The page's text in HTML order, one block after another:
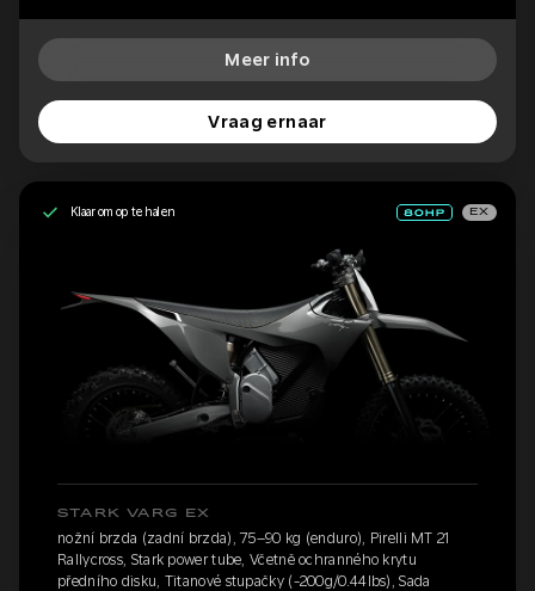
Meer info
Vraag ernaar
Klaar om op te halen EX
STARK VARG EX
nožní brzda (zadní brzda), 75–90 kg (enduro), Pirelli MT 21
Rallycross, Stark power tube, Včetně ochranného krytu
předního disku, Titanové stupačky (-200g/0.44lbs), Sada